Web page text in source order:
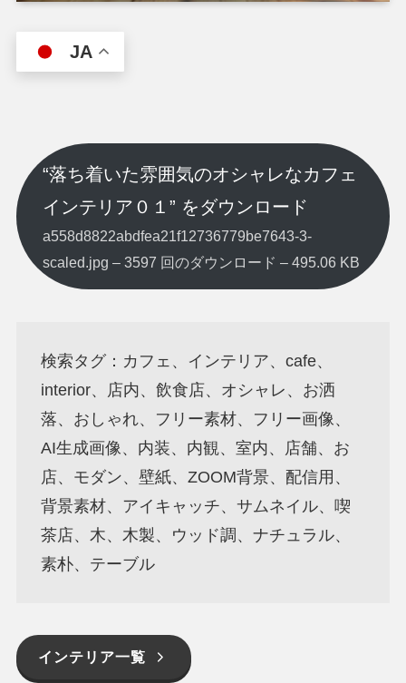
JA
“落ち着いた雰囲気のオシャレなカフェ
インテリア０１” をダウンロード
a558d8822abdfea21f12736779be7643-3-
scaled.jpg – 3597 回のダウンロード – 495.06 KB
検索タグ：カフェ、インテリア、cafe、
interior、店内、飲食店、オシャレ、お洒
落、おしゃれ、フリー素材、フリー画像、
AI生成画像、内装、内観、室内、店舗、お
店、モダン、壁紙、ZOOM背景、配信用、
背景素材、アイキャッチ、サムネイル、喫
茶店、木、木製、ウッド調、ナチュラル、
素朴、テーブル
インテリア一覧